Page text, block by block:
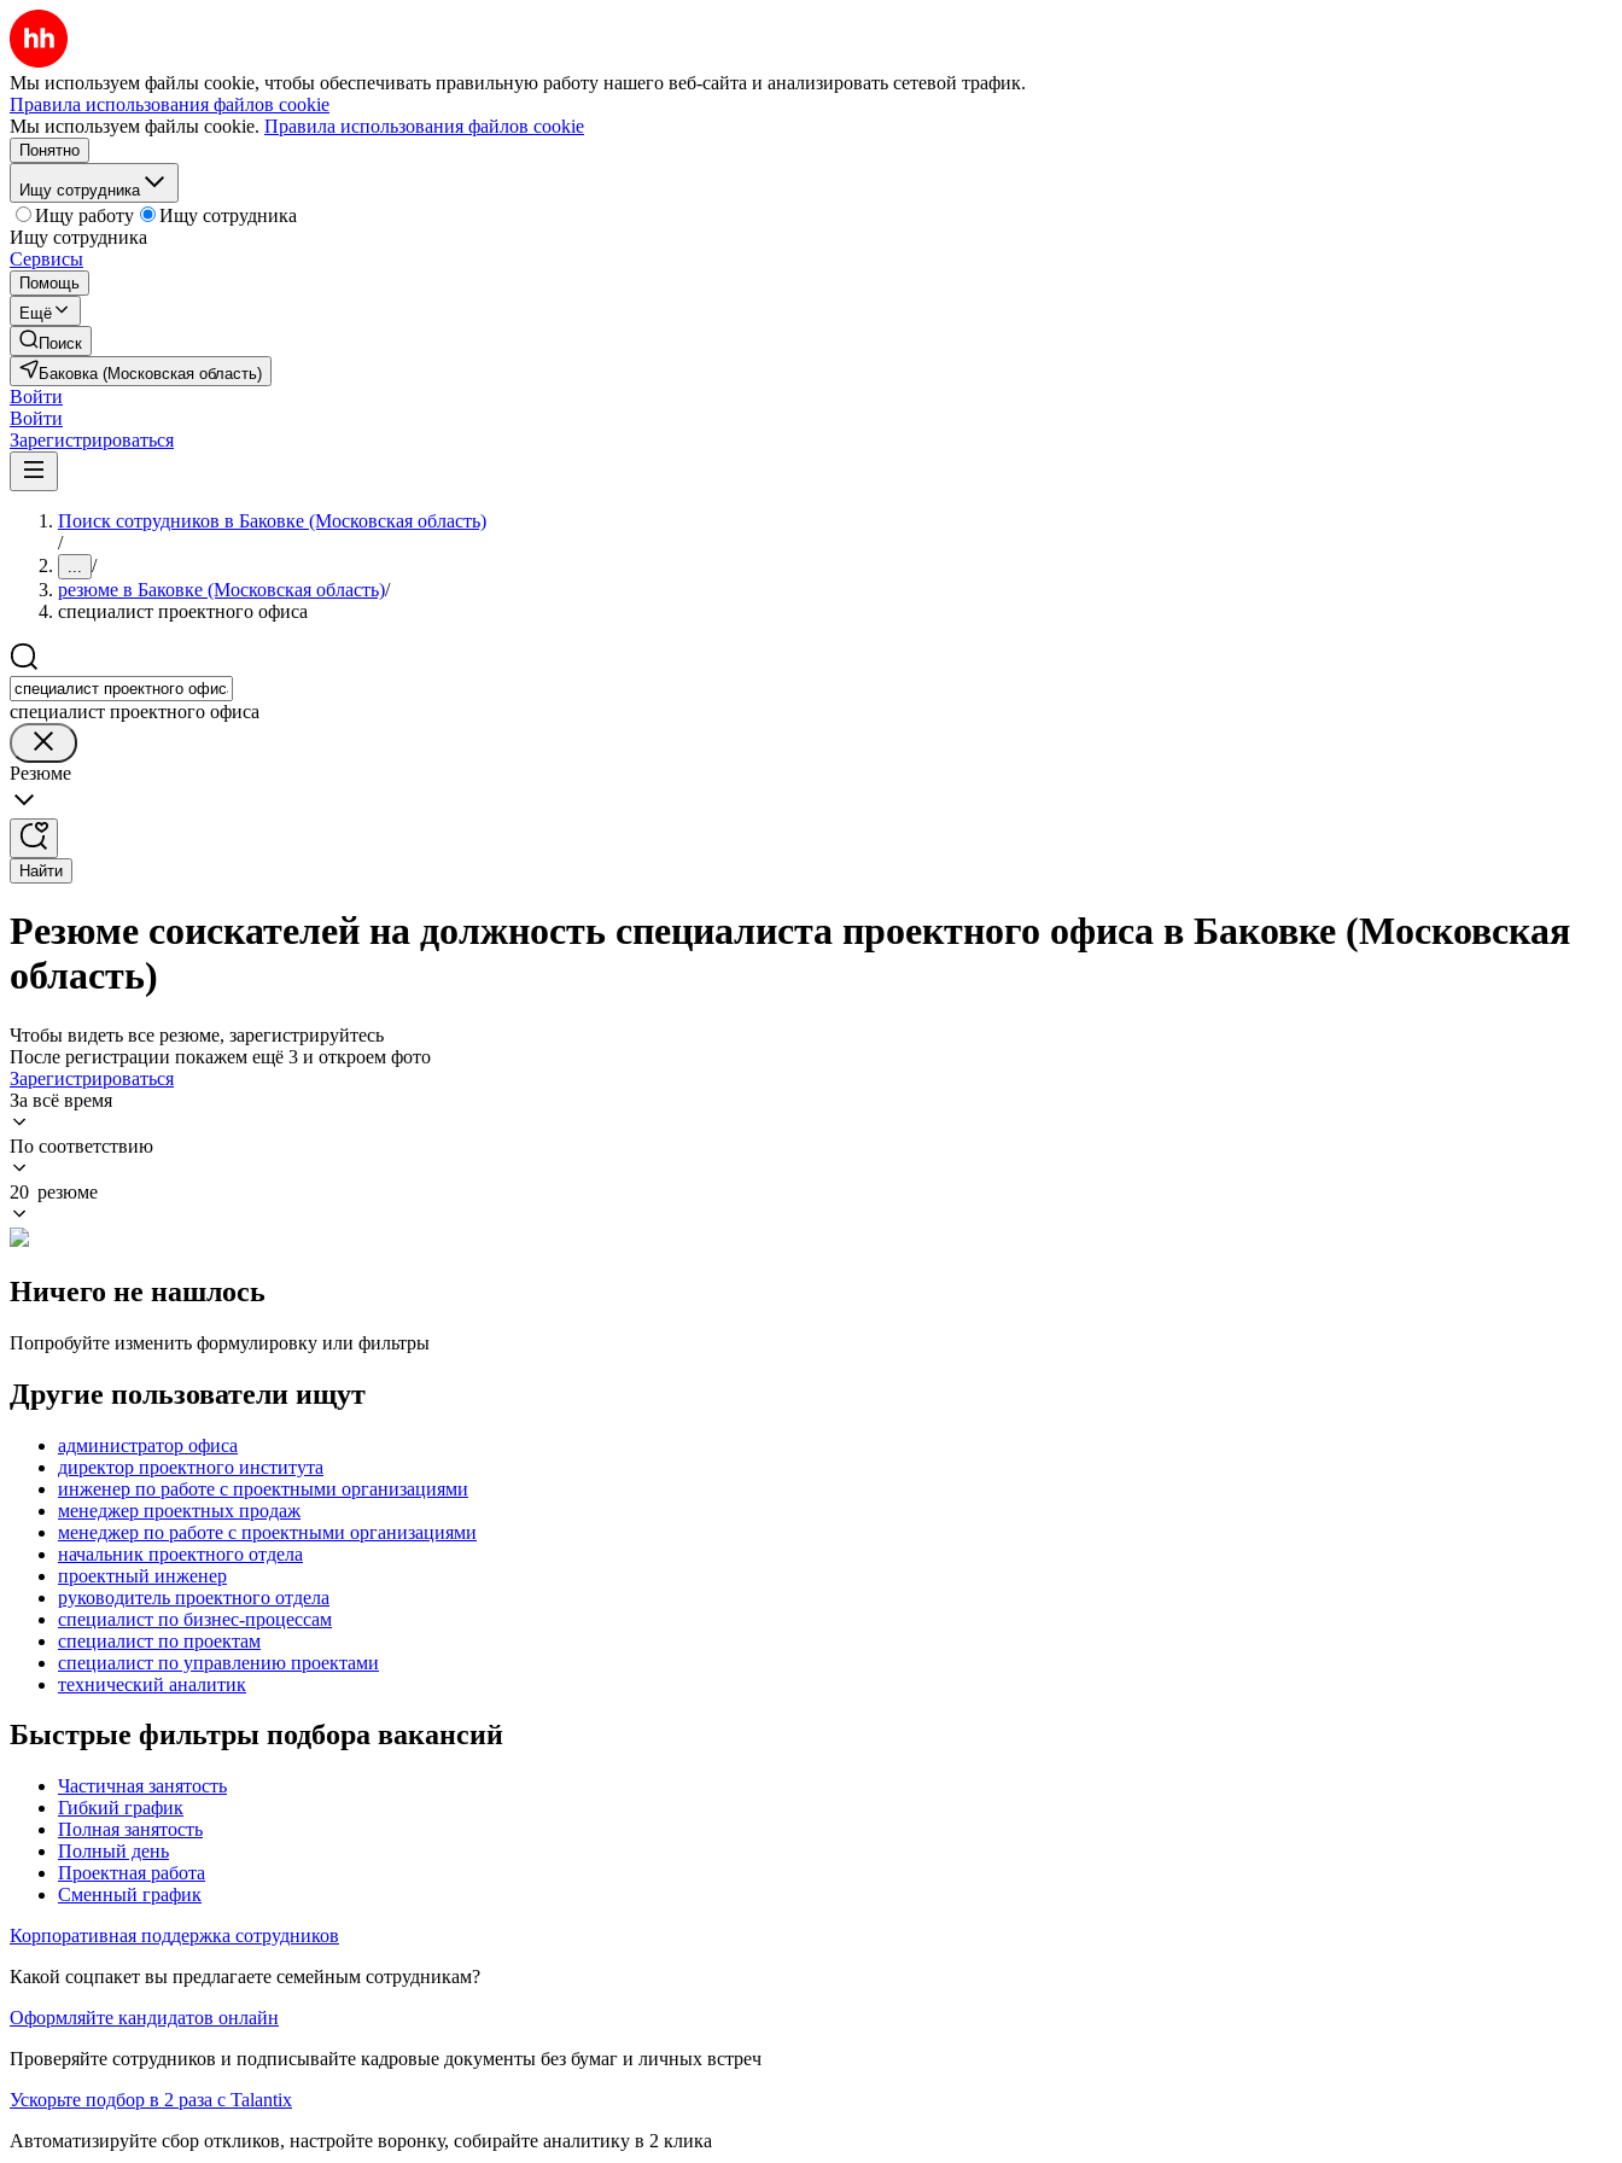
Мы используем файлы cookie, чтобы обеспечивать правильную работу нашего веб-сайта и анализировать сетевой трафик.
Правила использования файлов cookie
Мы используем файлы cookie. Правила использования файлов cookie
Понятно
Ищу сотрудника
Ищу работу
Ищу сотрудника
Ищу сотрудника
Сервисы
Помощь
Ещё
Поиск
Баковка (Московская область)
Войти
Войти
Зарегистрироваться
Поиск сотрудников в Баковке (Московская область)
/
... /
резюме в Баковке (Московская область)/
специалист проектного офиса
специалист проектного офиса
Резюме
Найти
Резюме соискателей на должность специалиста проектного офиса в Баковке (Московская
область)
Чтобы видеть все резюме, зарегистрируйтесь
После регистрации покажем ещё 3 и откроем фото
Зарегистрироваться
За всё время
По соответствию
20 резюме
Ничего не нашлось
Попробуйте изменить формулировку или фильтры
Другие пользователи ищут
администратор офиса
директор проектного института
инженер по работе с проектными организациями
менеджер проектных продаж
менеджер по работе с проектными организациями
начальник проектного отдела
проектный инженер
руководитель проектного отдела
специалист по бизнес-процессам
специалист по проектам
специалист по управлению проектами
технический аналитик
Быстрые фильтры подбора вакансий
Частичная занятость
Гибкий график
Полная занятость
Полный день
Проектная работа
Сменный график
Корпоративная поддержка сотрудников
Какой соцпакет вы предлагаете семейным сотрудникам?
Оформляйте кандидатов онлайн
Проверяйте сотрудников и подписывайте кадровые документы без бумаг и личных встреч
Ускорьте подбор в 2 раза с Talantix
Автоматизируйте сбор откликов, настройте воронку, собирайте аналитику в 2 клика